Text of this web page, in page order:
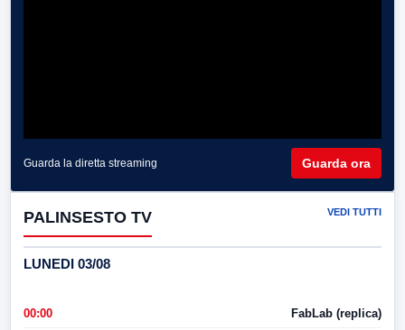
Guarda la diretta streaming Guarda ora
PALINSESTO TV VEDI TUTTI
LUNEDI 03/08
00:00 FabLab (replica)